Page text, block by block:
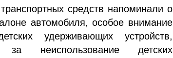
средств напоминали о
автомобиля, особое внимание
удерживающих устройств,
за неиспользование детских